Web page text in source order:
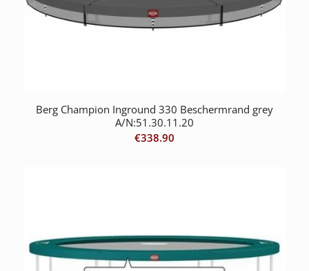
Berg Champion Inground 330 Beschermrand grey
A/N:51.30.11.20
€338.90